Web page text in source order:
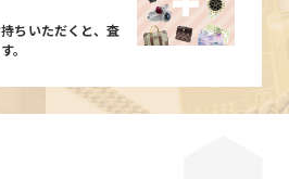
ちいただくと、査
。